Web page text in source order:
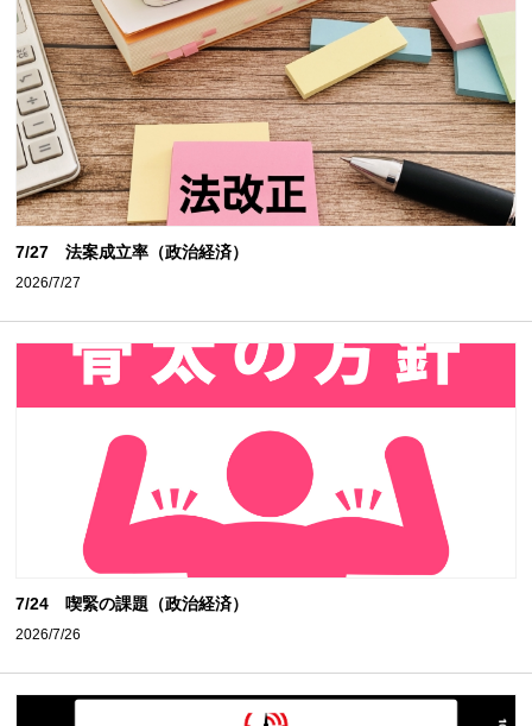
7/27 法案成立率（政治経済）
2026/7/27
7/24 喫緊の課題（政治経済）
2026/7/26